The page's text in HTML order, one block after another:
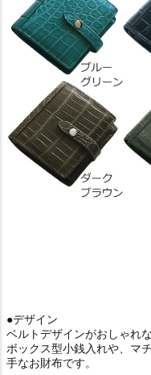
●デザイン
ベルトデザインがおしゃれ
ボックス型小銭入れや、マ
手なお財布です。